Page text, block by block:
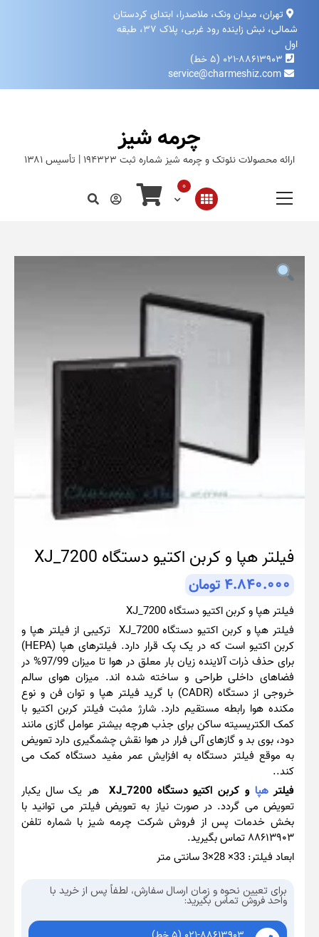
تهران، میدان ونک، ملاصدرا، ابتدای کردستان
شمالی، نبش زاینده‌ رود غربی، پلاک ۳۷، طبقه
اول
۰۲۱-۸۸۶۱۳۹۰۳ (۵ خط)
service@charmeshiz.com
چرمه شیز
ارائه محصولات نئوتک و چرمه شیز شماره ثبت ۱۹۴۳۲۳ | تأسیس ۱۳۸۱
0
فیلتر هپا و کربن اکتیو دستگاه XJ_7200
۴.۸۴۰.۰۰۰ تومان
فیلتر هپا و کربن اکتیو دستگاه XJ_7200
فیلتر هپا و کربن اکتیو دستگاه XJ_7200 ترکیبی از فیلتر هپا و
کربن اکتیو است که در یک پک قرار دارد. فیلترهای هپا (HEPA)
برای حذف ذرات آلاینده زیان بار معلق در هوا تا میزان 97/99% در
فضاهای داخلی طراحی و ساخته شده اند. میزان هوای سالم
خروجی از دستگاه (CADR) با گرید فیلتر هپا و توان فن و نوع
مکنده هوا رابطه مستقیم دارد. شارژ مثبت فیلتر کربن اکتیو با
کمک الکتریسیته ساکن برای جذب هرچه بیشتر عوامل گازی مانند
دود، بوی بد و گازهای آلی فرار در هوا نقش چشمگیری دارد تعویض
به موقع فیلتر دستگاه به افزایش عمر مفید دستگاه کمک می
کند..
فیلترهپا و کربن اکتیو دستگاه XJ_7200
هر یک سال یکبار
تعویض می گردد. در صورت نیاز به تعویض فیلتر می توانید با
بخش خدمات پس از فروش شرکت چرمه شیز با شماره تلفن
۸۸۶۱۳۹۰۳ تماس بگیرید.
ابعاد فیلتر: 33× 28×3 سانتی متر
برای تعیین نحوه و زمان ارسال سفارش، لطفاً پس از خرید با
واحد فروش تماس بگیرید: